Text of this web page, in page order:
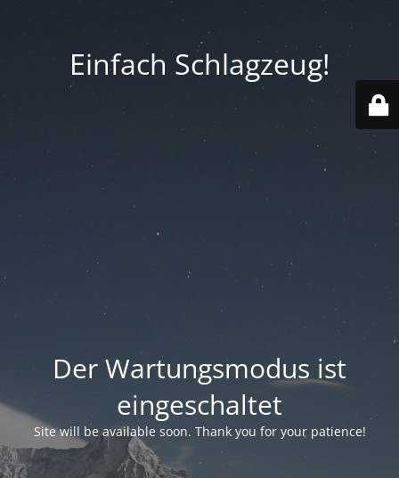
Einfach Schlagzeug!
Der Wartungsmodus ist
eingeschaltet
Site will be available soon. Thank you for your patience!